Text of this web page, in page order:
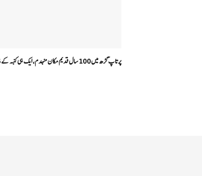
پرتاپ گڑھ میں 100 سال قدیم مکان منہدم، ایک ہی کنبہ کے 6 افراد کی موت